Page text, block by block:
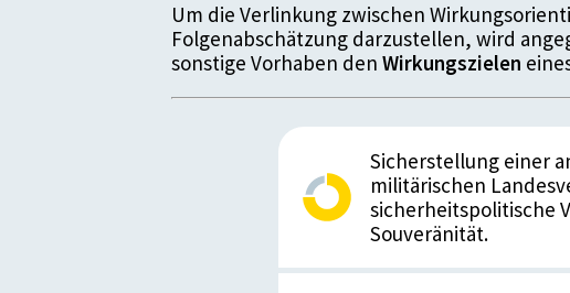
Um die Verlinkung zwischen
Folgenabschätzung darzustellen, wird
sonstige Vorhaben den Wirkungszielen
Sicherstellung einer
militärischen
sicherheitspolitische
Souveränität.